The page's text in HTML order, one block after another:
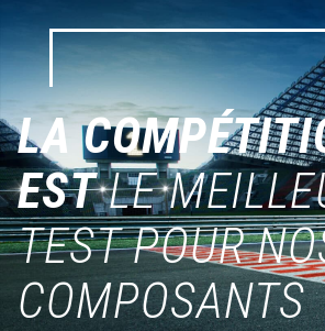
LA
ESTLE
TEST POUR
COMPOSANTS